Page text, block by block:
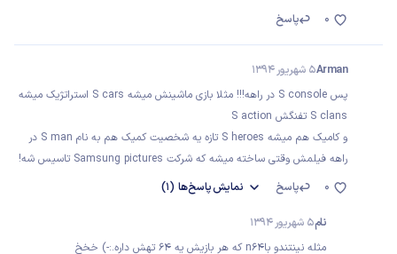
پاسخ
0
Arman5 شهریور 1394
پس S console در راهه!!! مثلا بازی ماشینش میشه S cars استراتژیک میشه
S clans تفنگش S action
و کامیک هم میشه S heroes تازه یه شخصیت کمیک هم به نام S man در
راهه فیلمش وقتی ساخته میشه که شرکت Samsung pictures تاسیس شه!
پاسخ
نمایشپاسخ‌ها (1) 0
نام5 شهریور 1394
مثله نینتندو باn64 که هر بازیش یه ۶۴ تهش داره.:-) خخخ